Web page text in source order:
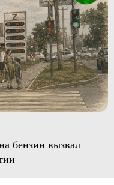
бензин вызвал